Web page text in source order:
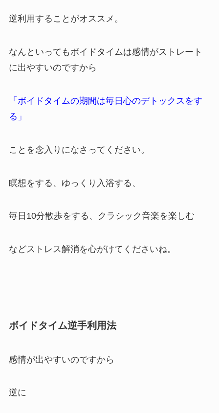
逆利用することがオススメ。
なんといってもボイドタイムは感情がストレート
に出やすいのですから
「ボイドタイムの期間は毎日心のデトックスをす
る」
ことを念入りになさってください。
瞑想をする、ゆっくり入浴する、
毎日10分散歩をする、クラシック音楽を楽しむ
などストレス解消を心がけてくださいね。
ボイドタイム逆手利用法
感情が出やすいのですから
逆に